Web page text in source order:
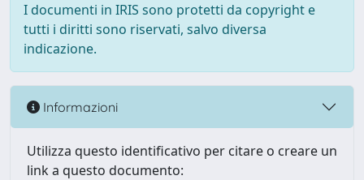
I documenti in IRIS sono protetti da copyright e
tutti i diritti sono riservati, salvo diversa
indicazione.
Informazioni
Utilizza questo identificativo per citare o creare un
link a questo documento: